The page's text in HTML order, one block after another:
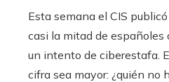
Esta semana el CIS
casi la mitad de españoles
un intento de ciberestafa.
cifra sea mayor: ¿quién no